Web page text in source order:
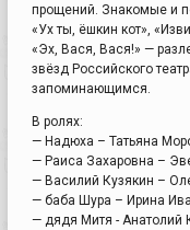
прощений. Знакомые и
«Ух ты, ёшкин кот»,
«Эх, Вася, Вася!» —
звёзд Российского
запоминающимся.
В ролях:
— Надюха – Татьяна
— Раиса Захаровна –
— Василий Кузякин –
— баба Шура – Ирина
— дядя Митя - Анатолий